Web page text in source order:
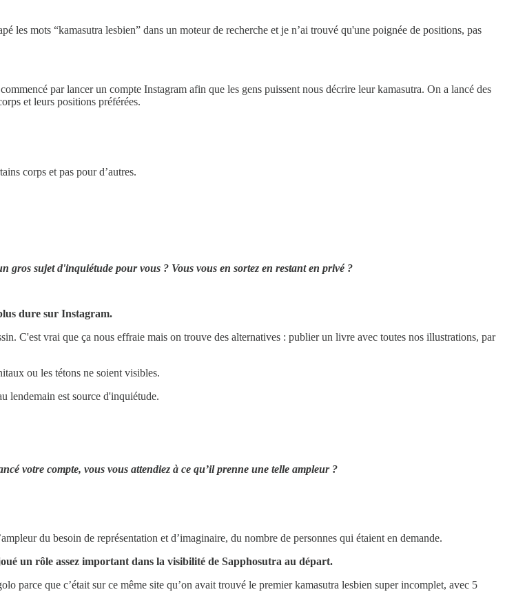
les mots “kamasutra lesbien” dans un moteur de recherche et je n’ai trouvé qu'une poignée de positions, pas
par lancer un compte Instagram afin que les gens puissent nous décrire leur kamasutra. On a lancé des
et leurs positions préférées.
corps et pas pour d’autres.
gros sujet d'inquiétude pour vous ? Vous vous en sortez en restant en privé ?
dure sur Instagram.
C'est vrai que ça nous effraie mais on trouve des alternatives : publier un livre avec toutes nos illustrations, par
ou les tétons ne soient visibles.
lendemain est source d'inquiétude.
votre compte, vous vous attendiez à ce qu’il prenne une telle ampleur ?
du besoin de représentation et d’imaginaire, du nombre de personnes qui étaient en demande.
un rôle assez important dans la visibilité de Sapphosutra au départ.
parce que c’était sur ce même site qu’on avait trouvé le premier kamasutra lesbien super incomplet, avec 5